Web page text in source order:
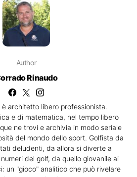
Author
Rinaudo
è architetto libero professionista.
e di matematica, nel tempo libero
ne trovi e archivia in modo seriale
del mondo dello sport. Golfista da
deludenti, da allora si diverte a
del golf, da quello giovanile ai
un "gioco" analitico che può rivelare